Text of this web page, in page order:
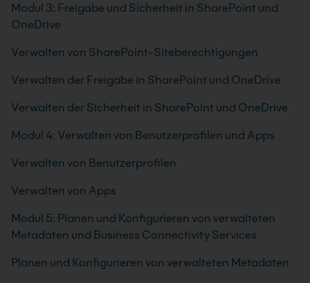
Modul 3: Freigabe und Sicherheit in SharePoint und
OneDrive
Verwalten von SharePoint-Siteberechtigungen
Verwalten der Freigabe in SharePoint und OneDrive
Verwalten der Sicherheit in SharePoint und OneDrive
Modul 4: Verwalten von Benutzerprofilen und Apps
Verwalten von Benutzerprofilen
Verwalten von Apps
Modul 5: Planen und Konfigurieren von verwalteten
Metadaten und Business Connectivity Services
Planen und Konfigurieren von verwalteten Metadaten